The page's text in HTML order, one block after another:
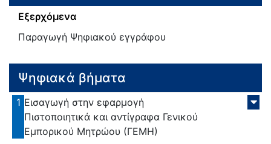
Εξερχόμενα
Παραγωγή Ψηφιακού εγγράφου
Ψηφιακά βήματα
1 Εισαγωγή στην εφαρμογή
Πιστοποιητικά και αντίγραφα Γενικού
Εμπορικού Μητρώου (ΓΕΜΗ)